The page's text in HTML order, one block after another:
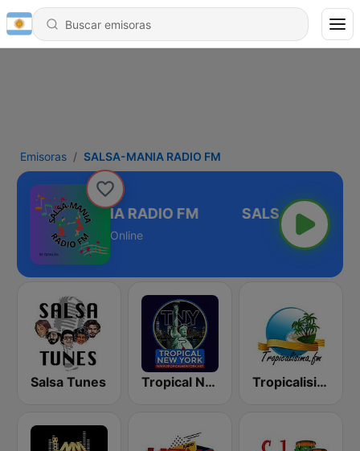
Emisoras SALSA-MANIA RADIO FM
SALSA-MANIA RADIO FM
Online
Salsa Tunes Tropical New York Radio Tropicalisima.fm - Salsa